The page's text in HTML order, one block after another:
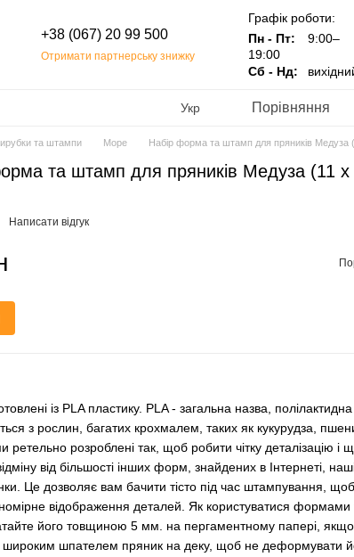
+38 (067) 20 99 500
Отримати партнерську знижку
Графік роботи:
Пн - Пт:
9:00–
19:00
Сб - Нд:
Укр Порівняння
та штампи Море Набір форма та штамп для пряників Медуза
та штамп для пряників Медуза (11 х
Написати відгук
із PLA пластику. PLA - загальна назва,
з рослин, багатих крохмалем, таких як кукурудза,
розроблені так, щоб робити чітку деталізацію і
від більшості інших форм, знайдених в Інтернеті,
Це дозволяє вам бачити тісто під час штампування,
відображення деталей. Як користуватися
його товщиною 5 мм. на пергаментному папері, якщо
широким шпателем пряник на деку, щоб не деформувати